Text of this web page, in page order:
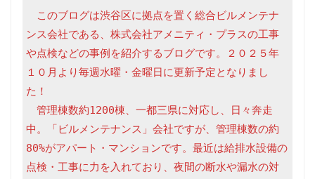
このブログは渋谷区に拠点を置く総合ビルメンテナ
ンス会社である、株式会社アメニティ・プラスの工事
や点検などの事例を紹介するブログです。２０２５年
１０月より毎週水曜・金曜日に更新予定となりまし
た！
管理棟数約1200棟、一都三県に対応し、日々奔走
中。「ビルメンテナンス」会社ですが、管理棟数の約
80%がアパート・マンションです。最近は給排水設備の
点検・工事に力を入れており、夜間の断水や漏水の対